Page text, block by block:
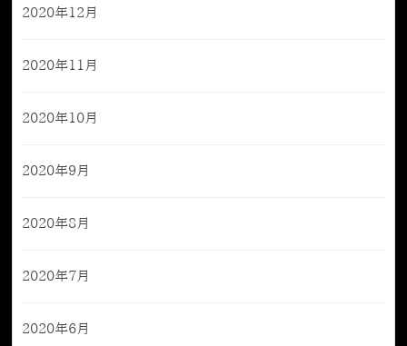
2020年12月
2020年11月
2020年10月
2020年9月
2020年8月
2020年7月
2020年6月